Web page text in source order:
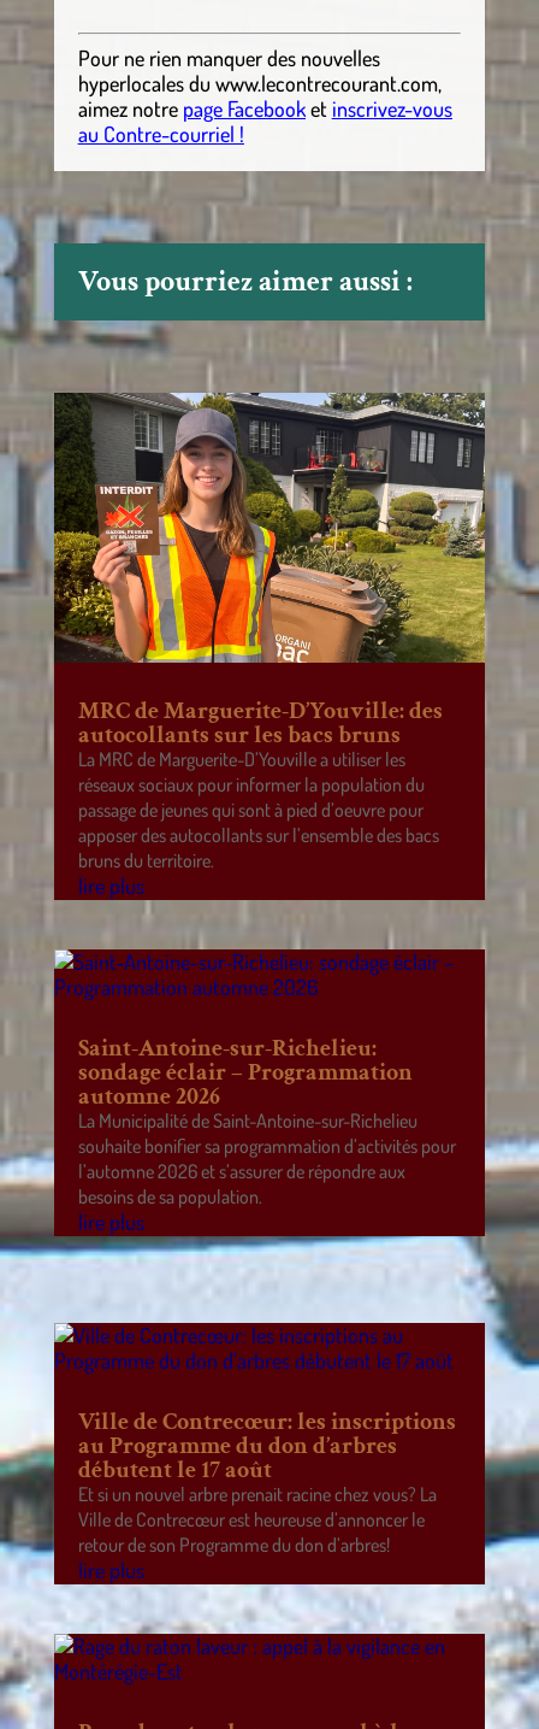
Pour ne rien manquer des nouvelles
hyperlocalesdu www.lecontrecourant.com,
aimez notre page Facebooket inscrivez-vous
au Contre-courriel !
Vous pourriez aimer aussi :
MRC de Marguerite-D’Youville: des
autocollants sur les bacs bruns
La MRC de Marguerite-D’Youville a utiliser les
réseaux sociaux pour informer la population du
passage de jeunes qui sont à pied d’oeuvre pour
apposer des autocollants sur l’ensemble des bacs
bruns du territoire.
lire plus
Saint-Antoine-sur-Richelieu:
sondage éclair – Programmation
automne 2026
La Municipalité de Saint-Antoine-sur-Richelieu
souhaite bonifier sa programmation d’activités pour
l’automne 2026 et s’assurer de répondre aux
besoins de sa population.
lire plus
Ville de Contrecœur: les inscriptions
au Programme du don d’arbres
débutent le 17 août
Et si un nouvel arbre prenait racine chez vous? La
Ville de Contrecœur est heureuse d’annoncer le
retour de son Programme du don d’arbres!
lire plus